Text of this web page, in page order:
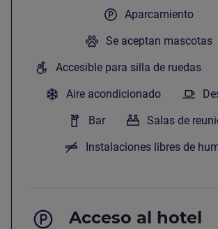
Aparcamiento
Se aceptan mascotas
Accesible para silla de ruedas
Aire acondicionado
Bar
Salas de
Instalaciones libres de
Acceso al hotel